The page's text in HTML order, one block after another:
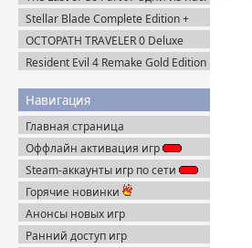
Пиратка
Часть I Deluxe Edition v.1.1.5.0
(2023) Пиратка
Stellar Blade Complete Edition +
Все DLC (2025) Пиратка
OCTOPATH TRAVELER 0 Deluxe
Edition v.1.0.8 (2025) Portable
Resident Evil 4 Remake Gold Edition
Навигация
Главная страница
Оффлайн активация игр
Steam-аккаунты игр по сети
Горячие новинки
Анонсы новых игр
Ранний доступ игр